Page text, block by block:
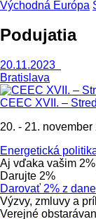
Východná Európa
Podujatia
20.11.2023
Bratislava
CEEC XVII. –
20. - 21.
Energetická
Aj vďaka vašim
Darujte 2%
Darovať 2% z dane
Výzvy, zmluvy a
Verejné